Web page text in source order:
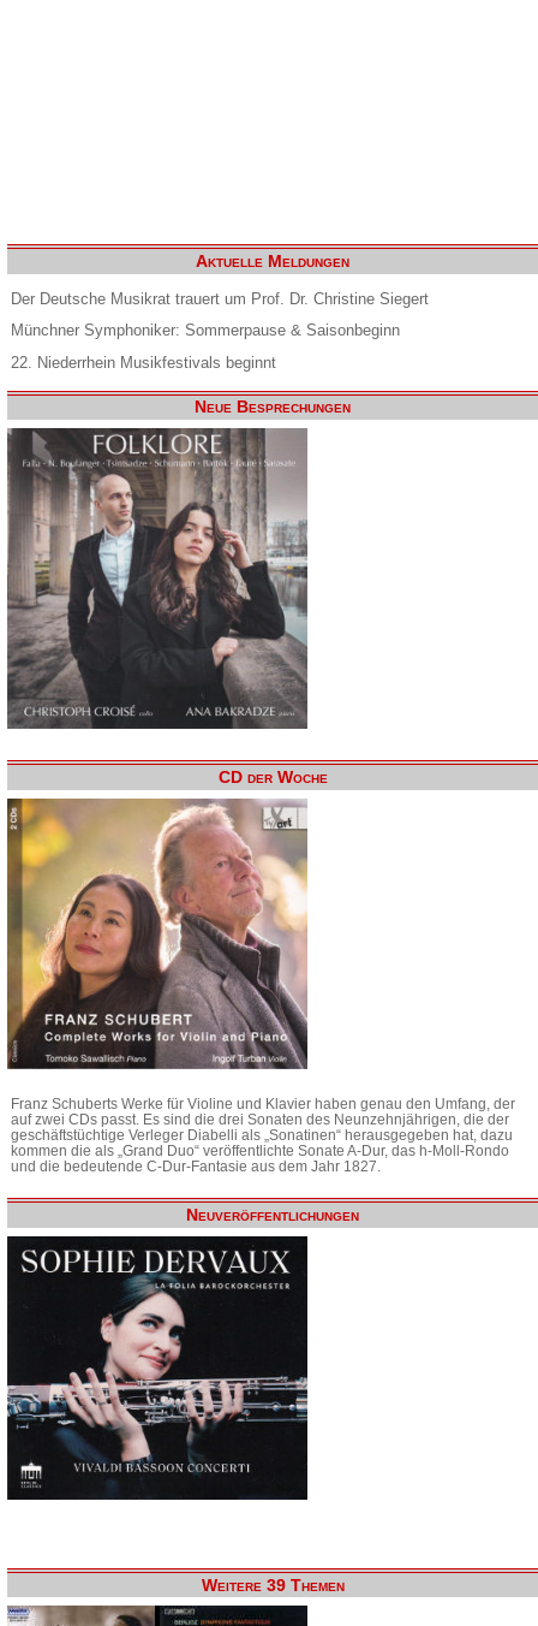
Aktuelle Meldungen
Der Deutsche Musikrat trauert um Prof. Dr. Christine Siegert
Münchner Symphoniker: Sommerpause & Saisonbeginn
22. Niederrhein Musikfestivals beginnt
Neue Besprechungen
CD der Woche
Franz Schuberts Werke für Violine und Klavier haben genau den Umfang, der
auf zwei CDs passt. Es sind die drei Sonaten des Neunzehnjährigen, die der
geschäftstüchtige Verleger Diabelli als „Sonatinen“ herausgegeben hat, dazu
kommen die als „Grand Duo“ veröffentlichte Sonate A-Dur, das h-Moll-Rondo
und die bedeutende C-Dur-Fantasie aus dem Jahr 1827.
Neuveröffentlichungen
Weitere 39 Themen